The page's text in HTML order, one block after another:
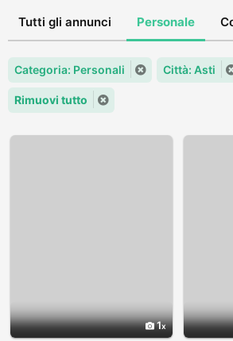
Tutti gli annunci Personale
Categoria: Personali Città: Asti
Rimuovi tutto
1